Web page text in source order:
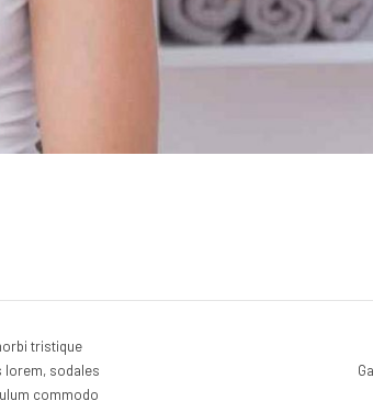
tristique
lorem, sodales
commodo